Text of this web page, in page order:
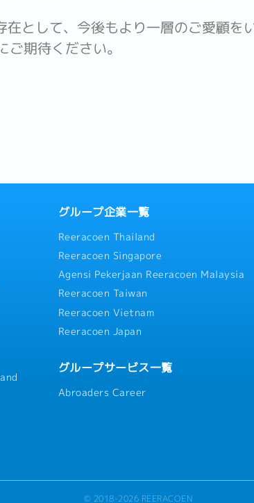
在として、今後もより一層のご愛顧を
ご期待ください。
グループ企業一覧
Reeracoen Thailand
Reeracoen Singapore
Agensi Pekerjaan Reeracoen Malaysia
Reeracoen Taiwan
Reeracoen Vietnam
Reeracoen Japan
グループサービス一覧
Abroaders Career
© 2018-2026 REERACOEN